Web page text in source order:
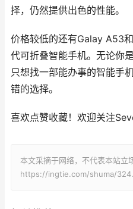
择，仍然提供出色的性能。
价格较低的还有Galay A53
代可折叠智能手机。无论你
只想找一部能办事的智能手
错的选择。
喜欢点赞收藏！欢迎关注
本文采摘于网络，不代表本站立
https://ingtie.com/shuma/